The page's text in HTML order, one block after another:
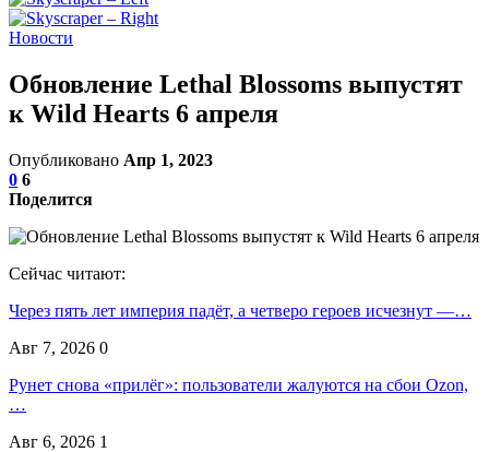
Новости
Обновление Lethal Blossoms выпустят
к Wild Hearts 6 апреля
Опубликовано Апр 1, 2023
0 6
Поделится
Сейчас читают:
Через пять лет империя падёт, а четверо героев исчезнут —…
Авг 7, 2026 0
Рунет снова «прилёг»: пользователи жалуются на сбои Ozon,
…
Авг 6, 2026 1